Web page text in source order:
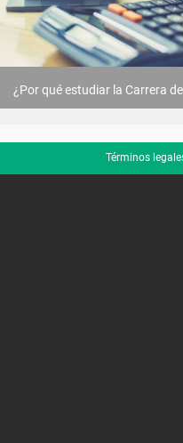
¿Por qué estudiar la Carrera
Términos